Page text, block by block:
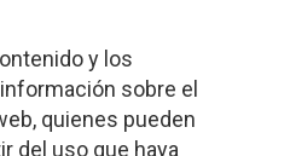
y los
sobre el
quienes pueden
del uso que haya